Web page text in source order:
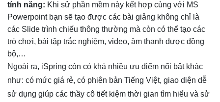
tính năng: Khi sử phần mềm này kết hợp cùng với MS
Powerpoint bạn sẽ tạo được các bài giảng không chỉ là
các Slide trình chiếu thông thường mà còn có thể tạo các
trò chơi, bài tập trắc nghiệm, video, âm thanh được đồng
bộ,…
Ngoài ra, iSpring còn có khá nhiều ưu điểm nổi bật khác
như: có mức giá rẻ, có phiên bản Tiếng Việt, giao diện dễ
sử dụng giúp các thầy cô tiết kiệm thời gian tìm hiểu và sử